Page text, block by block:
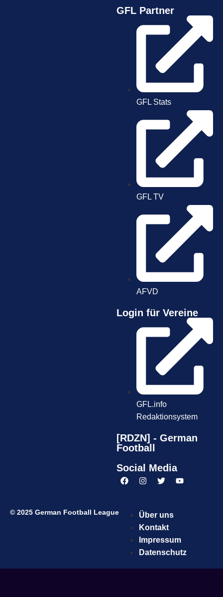
GFL Partner
GFL Stats
GFL TV
AFVD
Login für Vereine
GFL.info
Redaktionsystem
[RDZN] - German
Football
Social Media
© 2025 German Football League
Über uns
Kontakt
Impressum
Datenschutz